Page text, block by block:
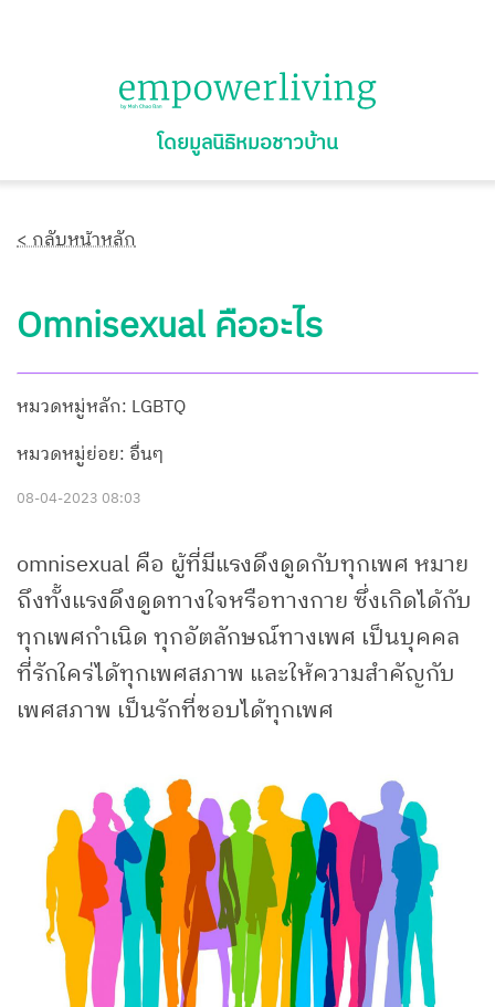
โดยมูลนิธิหมอชาวบ้าน
< กลับหน้าหลัก
Omnisexual คืออะไร
หมวดหมู่หลัก: LGBTQ
หมวดหมู่ย่อย: อื่นๆ
08-04-2023 08:03
omnisexual คือ ผู้ที่มีแรงดึงดูดกับทุกเพศ หมาย
ถึงทั้งแรงดึงดูดทางใจหรือทางกาย ซึ่งเกิดได้กับ
ทุกเพศกำเนิด ทุกอัตลักษณ์ทางเพศ เป็นบุคคล
ที่รักใคร่ได้ทุกเพศสภาพ และให้ความสำคัญกับ
เพศสภาพ เป็นรักที่ชอบได้ทุกเพศ